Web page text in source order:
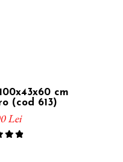
cm
(cod 613)
Lei